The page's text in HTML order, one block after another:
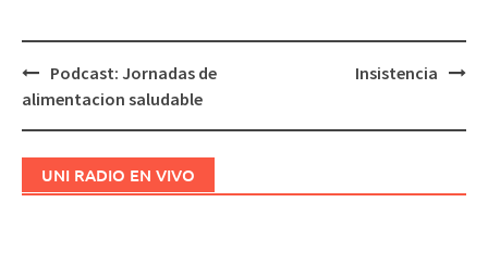
Navegación
Podcast: Jornadas de
alimentacion saludable
Insistencia
UNI RADIO EN VIVO